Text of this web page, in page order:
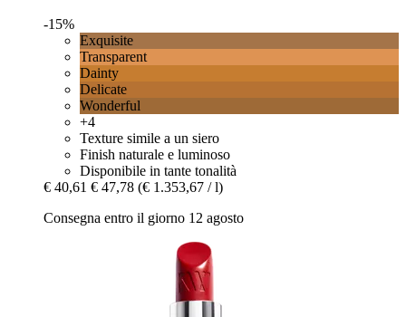
-15%
Exquisite
Transparent
Dainty
Delicate
Wonderful
+4
Texture simile a un siero
Finish naturale e luminoso
Disponibile in tante tonalità
€ 40,61 € 47,78 (€ 1.353,67 / l)
Consegna entro il giorno 12 agosto